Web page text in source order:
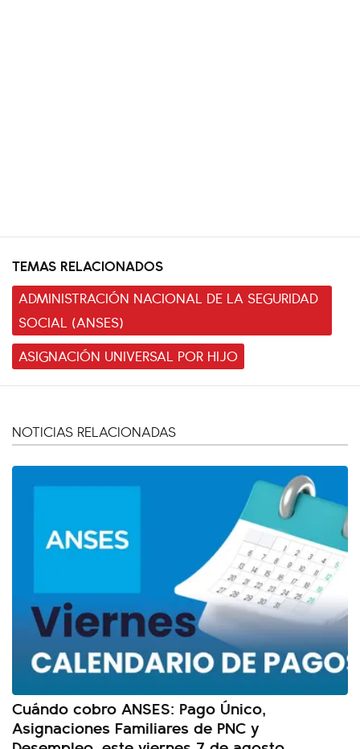
TEMAS RELACIONADOS
ADMINISTRACIÓN NACIONAL DE LA SEGURIDAD
SOCIAL (ANSES)
ASIGNACIÓN UNIVERSAL POR HIJO
NOTICIAS RELACIONADAS
Cuándo cobro ANSES: Pago Único,
Asignaciones Familiares de PNC y